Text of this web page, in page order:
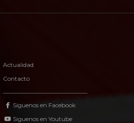
Actualidad
Contacto
Siguenos en Facebook
Siguenos en Youtube